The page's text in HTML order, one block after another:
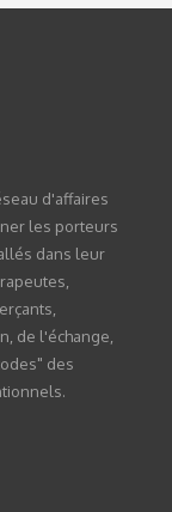
d'affaires
les porteurs
dans leur
de l'échange,
des